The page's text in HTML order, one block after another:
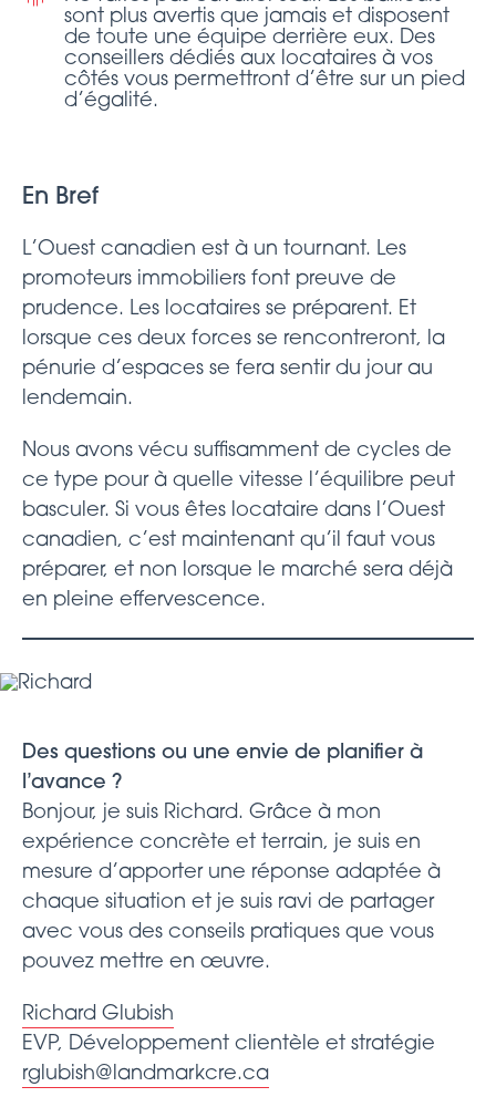
sont plus avertis que jamais et disposent
de toute une équipe derrière eux. Des
conseillers dédiés aux locataires à vos
côtés vous permettront d’être sur un pied
d’égalité.
En Bref
L’Ouest canadien est à un tournant. Les
promoteurs immobiliers font preuve de
prudence. Les locataires se préparent. Et
lorsque ces deux forces se rencontreront, la
pénurie d’espaces se fera sentir du jour au
lendemain.
Nous avons vécu suffisamment de cycles de
ce type pour à quelle vitesse l’équilibre peut
basculer. Si vous êtes locataire dans l’Ouest
canadien, c’est maintenant qu’il faut vous
préparer, et non lorsque le marché sera déjà
en pleine effervescence.
Des questions ou une envie de planifier à
l’avance ?
Bonjour, je suis Richard. Grâce à mon
expérience concrète et terrain, je suis en
mesure d’apporter une réponse adaptée à
chaque situation et je suis ravi de partager
avec vous des conseils pratiques que vous
pouvez mettre en œuvre.
Richard Glubish
EVP, Développement clientèle et stratégie
rglubish@landmarkcre.ca